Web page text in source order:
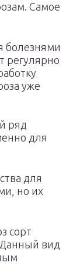
Самое
болезнями
регулярно
уже
ряд
для
для
но их
сорт
вид